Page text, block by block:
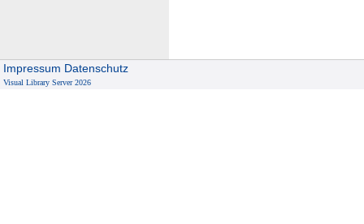
Impressum Datenschutz
Visual Library Server 2026